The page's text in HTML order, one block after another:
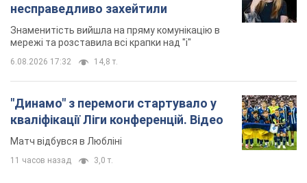
несправедливо захейтили
Знаменитість вийшла на пряму комунікацію в
мережі та розставила всі крапки над "і"
6.08.2026 17:32 14,8 т.
"Динамо" з перемоги стартувало у
кваліфікації Ліги конференцій. Відео
Матч відбувся в Любліні
11 часов назад 3,0 т.